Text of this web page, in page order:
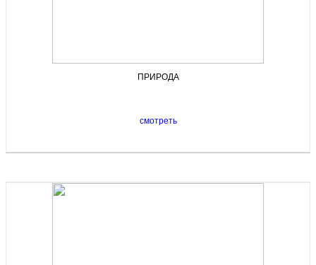
ПРИРОДА
смотреть